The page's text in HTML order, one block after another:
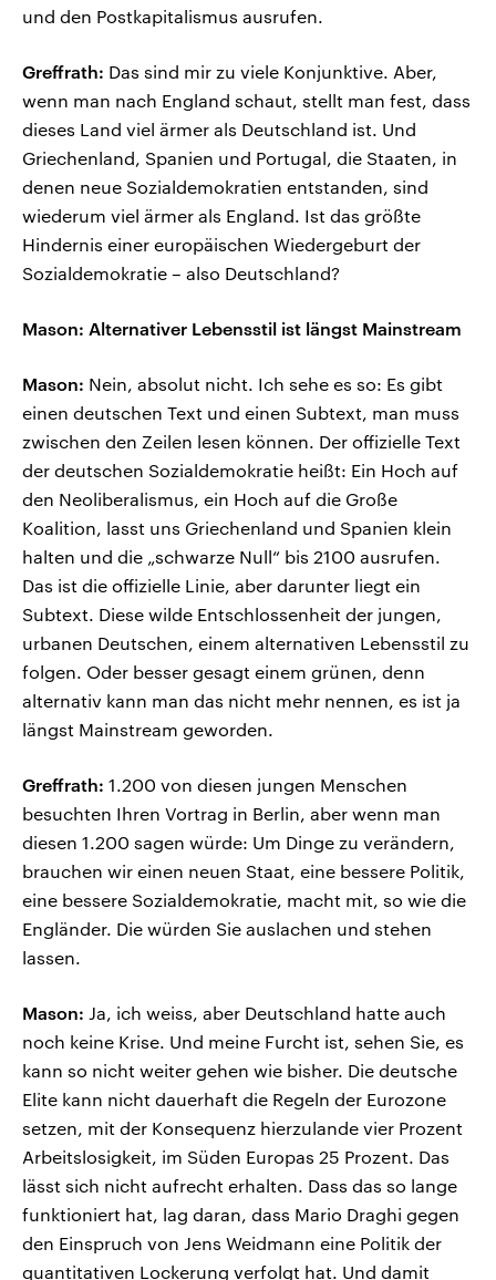
und den Postkapitalismus ausrufen.
Greffrath: Das sind mir zu viele Konjunktive. Aber,
wenn man nach England schaut, stellt man fest, dass
dieses Land viel ärmer als Deutschland ist. Und
Griechenland, Spanien und Portugal, die Staaten, in
denen neue Sozialdemokratien entstanden, sind
wiederum viel ärmer als England. Ist das größte
Hindernis einer europäischen Wiedergeburt der
Sozialdemokratie – also Deutschland?
Mason: Alternativer Lebensstil ist längst Mainstream
Mason: Nein, absolut nicht. Ich sehe es so: Es gibt
einen deutschen Text und einen Subtext, man muss
zwischen den Zeilen lesen können. Der offizielle Text
der deutschen Sozialdemokratie heißt: Ein Hoch auf
den Neoliberalismus, ein Hoch auf die Große
Koalition, lasst uns Griechenland und Spanien klein
halten und die „schwarze Null“ bis 2100 ausrufen.
Das ist die offizielle Linie, aber darunter liegt ein
Subtext. Diese wilde Entschlossenheit der jungen,
urbanen Deutschen, einem alternativen Lebensstil zu
folgen. Oder besser gesagt einem grünen, denn
alternativ kann man das nicht mehr nennen, es ist ja
längst Mainstream geworden.
Greffrath: 1.200 von diesen jungen Menschen
besuchten Ihren Vortrag in Berlin, aber wenn man
diesen 1.200 sagen würde: Um Dinge zu verändern,
brauchen wir einen neuen Staat, eine bessere Politik,
eine bessere Sozialdemokratie, macht mit, so wie die
Engländer. Die würden Sie auslachen und stehen
lassen.
Mason: Ja, ich weiss, aber Deutschland hatte auch
noch keine Krise. Und meine Furcht ist, sehen Sie, es
kann so nicht weiter gehen wie bisher. Die deutsche
Elite kann nicht dauerhaft die Regeln der Eurozone
setzen, mit der Konsequenz hierzulande vier Prozent
Arbeitslosigkeit, im Süden Europas 25 Prozent. Das
lässt sich nicht aufrecht erhalten. Dass das so lange
funktioniert hat, lag daran, dass Mario Draghi gegen
den Einspruch von Jens Weidmann eine Politik der
quantitativen Lockerung verfolgt hat. Und damit